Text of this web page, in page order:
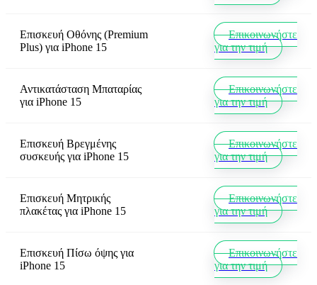
Επισκευή Οθόνης (Premium
Plus) για iPhone 15
Επικοινωνήστε
για την τιμή
Αντικατάσταση Μπαταρίας
για iPhone 15
Επικοινωνήστε
για την τιμή
Επισκευή Βρεγμένης
συσκευής για iPhone 15
Επικοινωνήστε
για την τιμή
Επισκευή Μητρικής
πλακέτας για iPhone 15
Επικοινωνήστε
για την τιμή
Επισκευή Πίσω όψης για
iPhone 15
Επικοινωνήστε
για την τιμή